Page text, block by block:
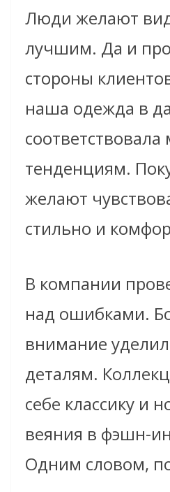
Люди желают
лучшим. Да и
стороны
наша одежда в
тенденциям.
желают
стильно и
В компании
над ошибками.
внимание
деталям.
себе классику и
веяния в фэшн-
Одним словом,